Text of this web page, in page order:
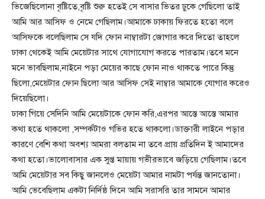
ভিজেছিলোনা বৃষ্টিতে,বৃষ্টি শুরু হতেই সে বাসার ভিতর ঢুকে গেছিলো তাই
আমি আর আসিফ ও নেমে গেছিলাম।আমাকে ঢাকায় ফিরতে হতো বলে
আসিফকে বলেছিলাম সে যদি ফোন নাম্বারটা জোগার করে দিতো তাহলে
ঢাকা থেকেই আমি মেয়েটার সাথে যোগাযোগ করতে পারতাম।তবে মনে
মনে ভাবছিলাম,নাইনে পড়া মেয়ের কাছে ফোন নাও থাকতে পারে কিন্তু
ছিলো,মেয়েটার ফোন ছিলো আর আসিফ সেই নাম্বার আমাকে যোগার করেও
দিয়েছিলো।
ঢাকা গিয়ে সেদিনি আমি মেয়েটাকে ফোন করি,এরপর আস্তে আস্তে আমার
কথা হতে থাকলো ,সম্পর্কটাও গভির হতে থাকলো।ডাক্তারী লাইনে পড়ার
কারণে বেশি কথা অবশ্য আমরা বলতাম না তবে প্রায় প্রতিদিন ই আমাদের
কথা হতো।ভালোবাসার এক সুপ্ত মায়ায় গভীরভাবে জড়িয়ে গেছিলাম।তবে
আমি মেয়েটার সব কিছু জানলেও মেয়েটা আমার নামটা পর্যন্ত জানতোনা।
আমি ভেবেছিলাম একটা নির্দিষ্ঠ দিনে আমি সরাসরি তার সামনে আমার